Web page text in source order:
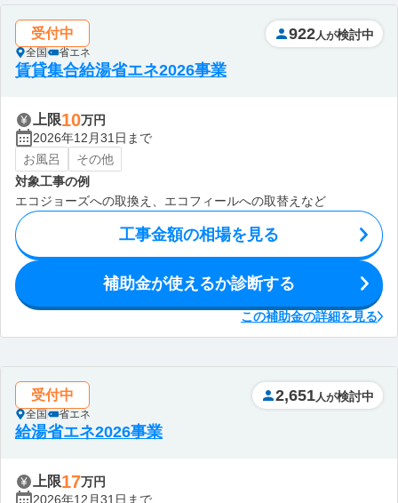
受付中
全国 省エネ
922 人が検討中
賃貸集合給湯省エネ2026事業
上限10万円
2026年12月31日まで
お風呂
その他
対象工事の例
エコジョーズへの取換え、エコフィールへの取替えなど
工事金額の相場を見る
補助金が使えるか診断する
この補助金の詳細を見る
受付中
全国 省エネ
2,651 人が検討中
給湯省エネ2026事業
上限17万円
2026年12月31日まで